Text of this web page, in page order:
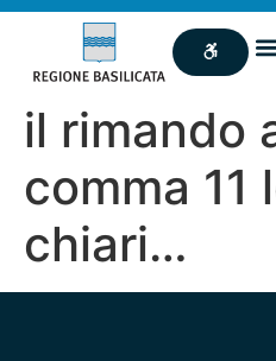
il rimando
comma 11
chiari…